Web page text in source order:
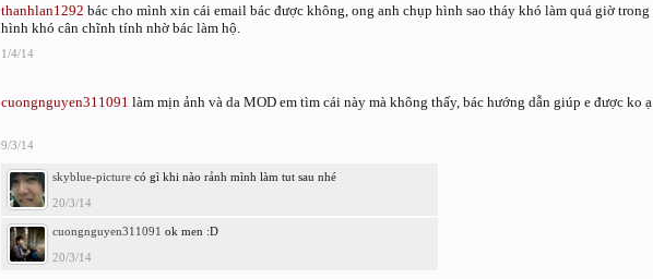
thanhlan1292 bác cho mình xin cái email bác được không, ong anh chụp hình sao tháy khó làm quá giờ trong
hình khó cân chĩnh tính nhờ bác làm hộ.
1/4/14
cuongnguyen311091 làm mịn ảnh và da MOD em tìm cái này mà không thấy, bác hướng dẫn giúp e được ko ạ
9/3/14
skyblue-picture có gì khi nào rảnh mình làm tut sau nhé
20/3/14
cuongnguyen311091 ok men :D
20/3/14